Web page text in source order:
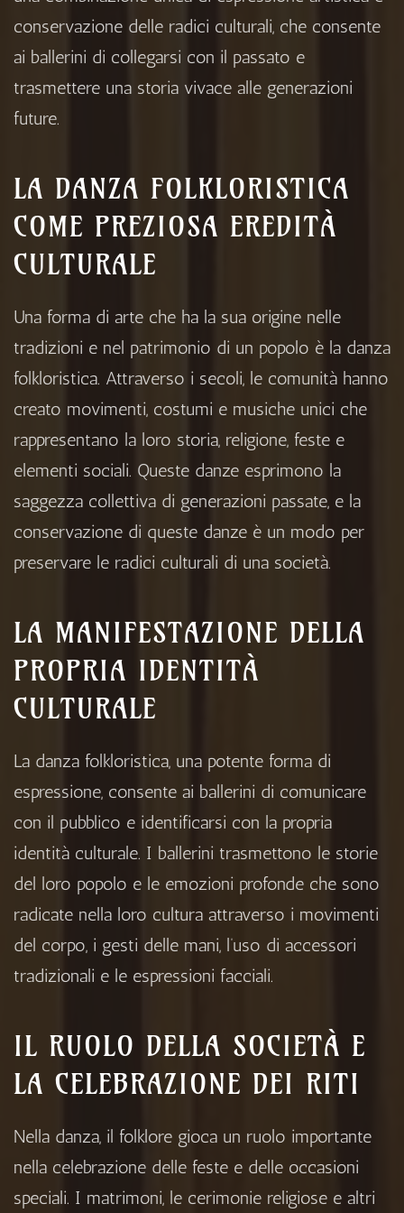
conservazione delle radici culturali, che consente
ai ballerini di collegarsi con il passato e
trasmettere una storia vivace alle generazioni
future.
LA DANZA FOLKLORISTICA
COME PREZIOSA EREDITÀ
CULTURALE
Una forma di arte che ha la sua origine nelle
tradizioni e nel patrimonio di un popolo è la danza
folkloristica. Attraverso i secoli, le comunità hanno
creato movimenti, costumi e musiche unici che
rappresentano la loro storia, religione, feste e
elementi sociali. Queste danze esprimono la
saggezza collettiva di generazioni passate, e la
conservazione di queste danze è un modo per
preservare le radici culturali di una società.
LA MANIFESTAZIONE DELLA
PROPRIA IDENTITÀ
CULTURALE
La danza folkloristica, una potente forma di
espressione, consente ai ballerini di comunicare
con il pubblico e identificarsi con la propria
identità culturale. I ballerini trasmettono le storie
del loro popolo e le emozioni profonde che sono
radicate nella loro cultura attraverso i movimenti
del corpo, i gesti delle mani, l’uso di accessori
tradizionali e le espressioni facciali.
IL RUOLO DELLA SOCIETÀ E
LA CELEBRAZIONE DEI RITI
Nella danza, il folklore gioca un ruolo importante
nella celebrazione delle feste e delle occasioni
speciali. I matrimoni, le cerimonie religiose e altri